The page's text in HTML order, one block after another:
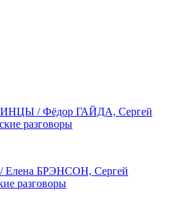
/ Фёдор ГАЙДА, Сергей
разговоры
/ Елена БРЭНСОН, Сергей
разговоры